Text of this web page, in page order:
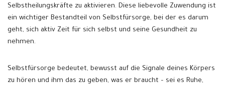
Selbstheilungskräfte zu aktivieren. Diese liebevolle Zuwendung ist
ein wichtiger Bestandteil von Selbstfürsorge, bei der es darum
geht, sich aktiv Zeit für sich selbst und seine Gesundheit zu
nehmen.
Selbstfürsorge bedeutet, bewusst auf die Signale deines Körpers
zu hören und ihm das zu geben, was er braucht – sei es Ruhe,